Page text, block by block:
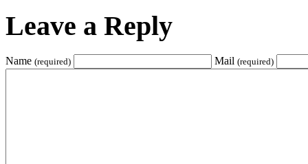
Leave a Reply
Name (required) Mail (required)